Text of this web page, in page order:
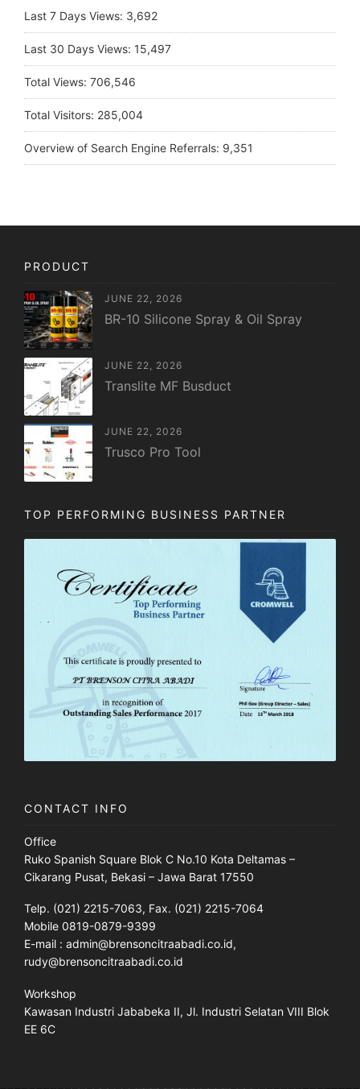
Last 7 Days Views: 3,692
Last 30 Days Views: 15,497
Total Views: 706,546
Total Visitors: 285,004
Overview of Search Engine Referrals: 9,351
PRODUCT
JUNE 22, 2026
BR-10 Silicone Spray & Oil Spray
JUNE 22, 2026
Translite MF Busduct
JUNE 22, 2026
Trusco Pro Tool
TOP PERFORMING BUSINESS PARTNER
CONTACT INFO
Office
Ruko Spanish Square Blok C No.10 Kota Deltamas –
Cikarang Pusat, Bekasi – Jawa Barat 17550
Telp. (021) 2215-7063, Fax. (021) 2215-7064
Mobile 0819-0879-9399
E-mail : admin@brensoncitraabadi.co.id,
rudy@brensoncitraabadi.co.id
Workshop
Kawasan Industri Jababeka II, Jl. Industri Selatan VIII Blok
EE 6C